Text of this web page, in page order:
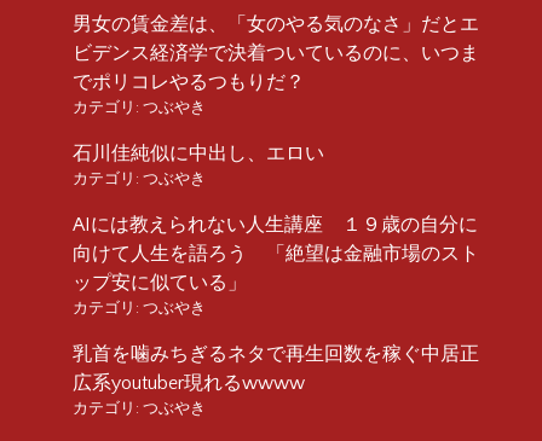
男女の賃金差は、「女のやる気のなさ」だとエ
ビデンス経済学で決着ついているのに、いつま
でポリコレやるつもりだ？
カテゴリ: つぶやき
石川佳純似に中出し、エロい
カテゴリ: つぶやき
AIには教えられない人生講座 １９歳の自分に
向けて人生を語ろう 「絶望は金融市場のスト
ップ安に似ている」
カテゴリ: つぶやき
乳首を噛みちぎるネタで再生回数を稼ぐ中居正
広系youtuber現れるwwww
カテゴリ: つぶやき